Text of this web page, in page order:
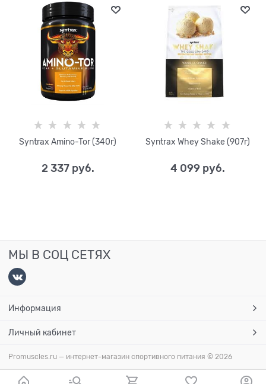
Syntrax Amino-Tor (340г)
2 337 руб.
Syntrax Whey Shake (907г)
4 099 руб.
МЫ В СОЦ СЕТЯХ
Информация
Личный кабинет
Promuscles.ru — интернет-магазин спортивного питания © 2026